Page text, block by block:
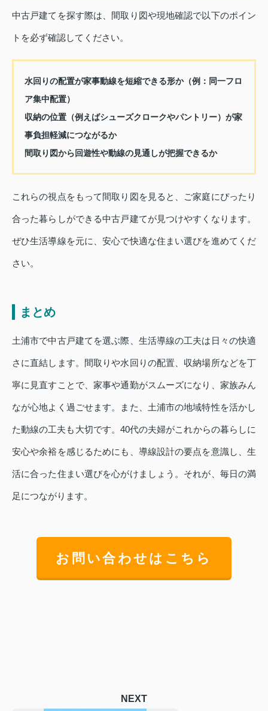
中古戸建てを探す際は、間取り図や現地確認で以下のポイン
トを必ず確認してください。
水回りの配置が家事動線を短縮できる形か（例：同一フロ
ア集中配置）
収納の位置（例えばシューズクロークやパントリー）が家
事負担軽減につながるか
間取り図から回遊性や動線の見通しが把握できるか
これらの視点をもって間取り図を見ると、ご家庭にぴったり
合った暮らしができる中古戸建てが見つけやすくなります。
ぜひ生活導線を元に、安心で快適な住まい選びを進めてくだ
さい。
まとめ
土浦市で中古戸建てを選ぶ際、生活導線の工夫は日々の快適
さに直結します。間取りや水回りの配置、収納場所などを丁
寧に見直すことで、家事や通勤がスムーズになり、家族みん
なが心地よく過ごせます。また、土浦市の地域特性を活かし
た動線の工夫も大切です。40代の夫婦がこれからの暮らしに
安心や余裕を感じるためにも、導線設計の要点を意識し、生
活に合った住まい選びを心がけましょう。それが、毎日の満
足につながります。
お問い合わせはこちら
NEXT